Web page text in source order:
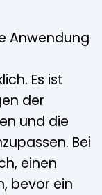
Anwendung
Es ist
der
und die
Bei
einen
bevor ein